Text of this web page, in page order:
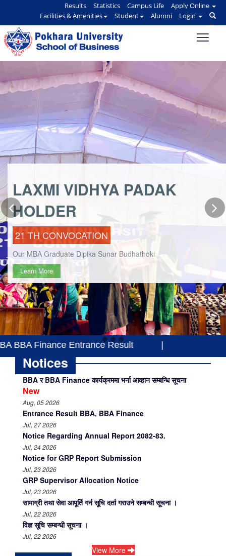
Results Statistics Campus Life
Apply Online
Facilities & Amenities
Student Alumni Login
LAXMI VIDHYA PADAK
HOLDER
21 TH CONVOCATION
Our MBA Graduate Dipika Sunar Budhathoki
Learn More
Entrance Result|
Notices
BBA र BBA Finance कार्यक्रममा भर्ना आव्हान सम्बन्धि सूचना
New
Aug, 05 2026
Entrance Result BBA, BBA Finance
Jul, 27 2026
Notice Regarding Annual Report 2082-83.
Jul, 24 2026
Notice for GRP Report Submission
Jul, 23 2026
GRP Supervisor Allocation Notice
Jul, 23 2026
सामाग्री तथा सेवा आपूर्ति गर्न सूचि दर्ता गराउने सम्बन्धी सूचना ।
Jul, 22 2026
विज्ञ सूचि सम्बन्धी सूचना ।
Jul, 22 2026
View More